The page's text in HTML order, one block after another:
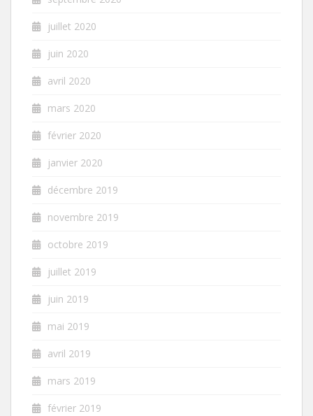
juillet 2020
juin 2020
avril 2020
mars 2020
février 2020
janvier 2020
décembre 2019
novembre 2019
octobre 2019
juillet 2019
juin 2019
mai 2019
avril 2019
mars 2019
février 2019